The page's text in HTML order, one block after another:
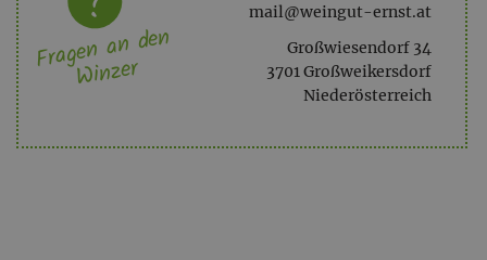
mail@weingut-ernst.at
Großwiesendorf 34
3701 Großweikersdorf
Niederösterreich
Fragen an den
Winzer